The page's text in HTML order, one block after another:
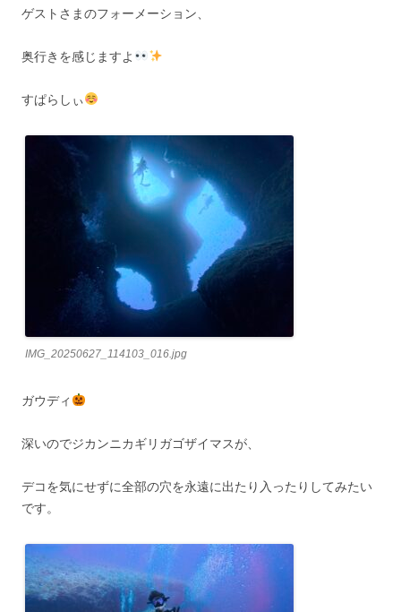
ゲストさまのフォーメーション、
奥行きを感じますよ
すぱらしぃ
IMG_20250627_114103_016.jpg
ガウディ
深いのでジカンニカギリガゴザイマスが、
デコを気にせずに全部の穴を永遠に出たり入ったりしてみたい
です。